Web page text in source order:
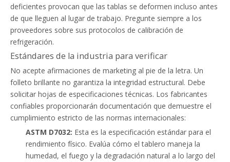
deficientes provocan que las tablas se deformen incluso antes
de que lleguen al lugar de trabajo. Pregunte siempre a los
proveedores sobre sus protocolos de calibración de
refrigeración.
Estándares de la industria para verificar
No acepte afirmaciones de marketing al pie de la letra. Un
folleto brillante no garantiza la integridad estructural. Debe
solicitar hojas de especificaciones técnicas. Los fabricantes
confiables proporcionarán documentación que demuestre el
cumplimiento estricto de las normas internacionales:
ASTM D7032: Esta es la especificación estándar para el
rendimiento físico. Evalúa cómo el tablero maneja la
humedad, el fuego y la degradación natural a lo largo del